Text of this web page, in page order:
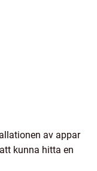
av appar
kunna hitta en